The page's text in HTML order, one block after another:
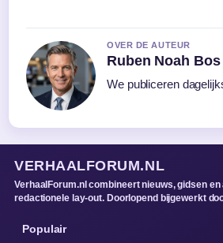
OVER DE AUTEUR
Ruben Noah Bos
We publiceren
VERHAALFORUM.NL
VerhaalForum.nl combineert nieuws, gidsen
redactionele lay-out. Doorlopend bijgewerkt
Populair